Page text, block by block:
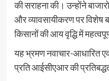
की सराहना की। उन्होंने
और व्यावसायीकरण पर विशेष
किसानों की आय वृद्धि में
यह भ्रमण नवाचार-आधारित
प्रति आईसीएआर की